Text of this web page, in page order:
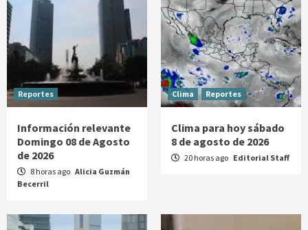
Reportes
Información relevante
Domingo 08 de Agosto
de 2026
8 horas ago Alicia Guzmán
Becerril
Clima Reportes
Clima para hoy sábado
8 de agosto de 2026
20 horas ago Editorial Staff